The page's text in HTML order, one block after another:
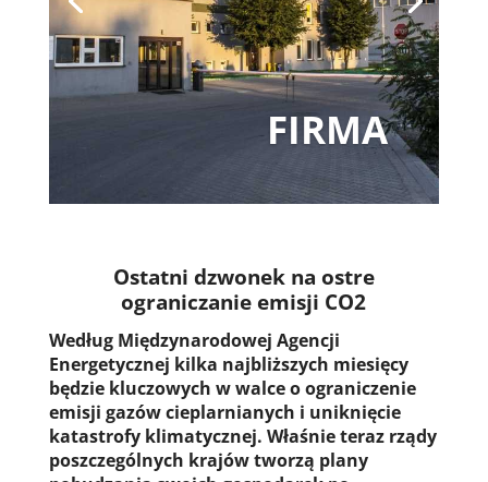
FIRMA
Ostatni dzwonek na ostre
ograniczanie emisji CO2
Według Międzynarodowej Agencji
Energetycznej kilka najbliższych miesięcy
będzie kluczowych w walce o ograniczenie
emisji gazów cieplarnianych i uniknięcie
katastrofy klimatycznej. Właśnie teraz rządy
poszczególnych krajów tworzą plany